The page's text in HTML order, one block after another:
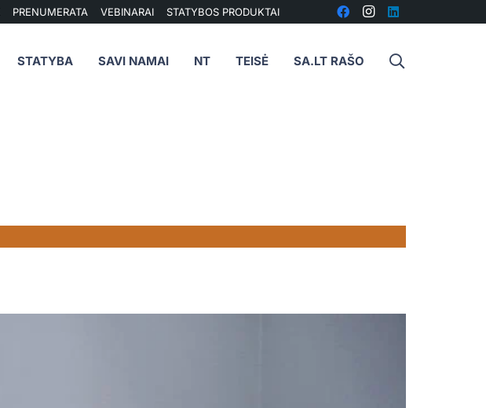
PRENUMERATA VEBINARAI STATYBOS PRODUKTAI
STATYBA SAVI NAMAI NT TEISĖ SA.LT RAŠO